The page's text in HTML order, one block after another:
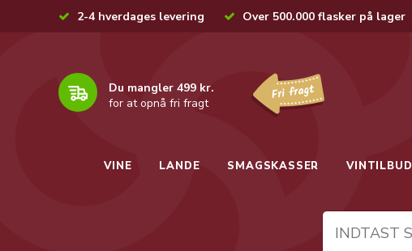
2-4 hverdages levering Over 500.000 flasker på lager
Du mangler 499 kr.
for at opnå fri fragt
VINE LANDE SMAGSKASSER VINTILBUD